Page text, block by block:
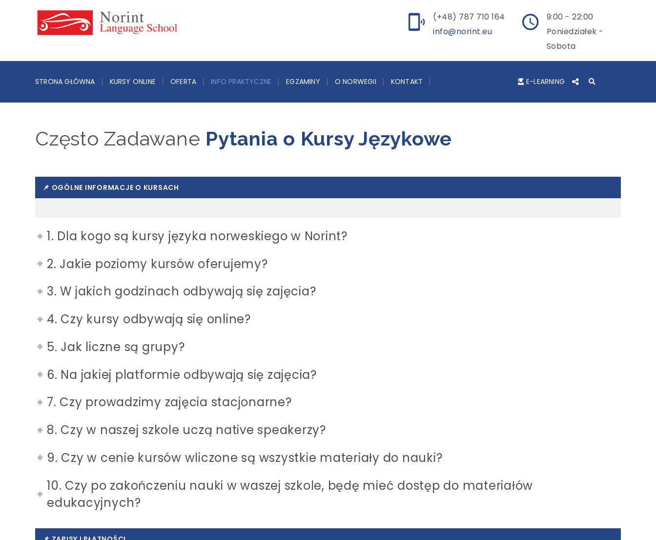
(+48) 787 710 164
info@norint.eu
9:00 - 22:00
Poniedziałek -
Sobota
STRONA GŁÓWNA KURSY ONLINE OFERTA INFO PRAKTYCZNE EGZAMINY O NORWEGII KONTAKT E-LEARNING
Często Zadawane Pytania o Kursy Językowe
📌 OGÓLNE INFORMACJE O KURSACH
1. Dla kogo są kursy języka norweskiego w Norint?
2. Jakie poziomy kursów oferujemy?
3. W jakich godzinach odbywają się zajęcia?
4. Czy kursy odbywają się online?
5. Jak liczne są grupy?
6. Na jakiej platformie odbywają się zajęcia?
7. Czy prowadzimy zajęcia stacjonarne?
8. Czy w naszej szkole uczą native speakerzy?
9. Czy w cenie kursów wliczone są wszystkie materiały do nauki?
10. Czy po zakończeniu nauki w waszej szkole, będę mieć dostęp do materiałów
edukacyjnych?